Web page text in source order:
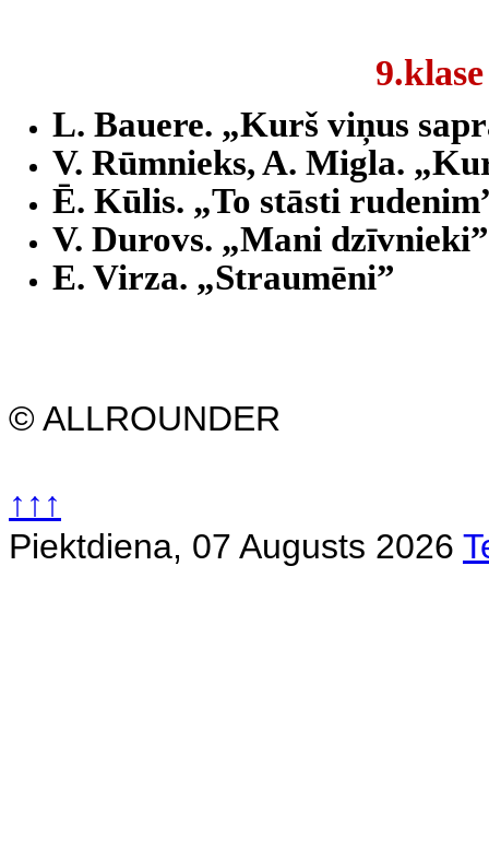
9.klase
L. Bauere. „Kurš viņus
V. Rūmnieks, A. Migla.
Ē. Kūlis. „To stāsti
V. Durovs. „Mani dzīvnieki”
E. Virza. „Straumēni”
© ALLROUNDER
↑↑↑
Piektdiena, 07 Augusts 2026